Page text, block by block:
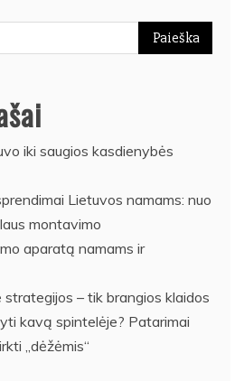
iki saugios kasdienybės
Lietuvos namams: nuo
montavimo
aparatą namams ir
– tik brangios klaidos
kavą spintelėje? Patarimai
„dėžėmis“